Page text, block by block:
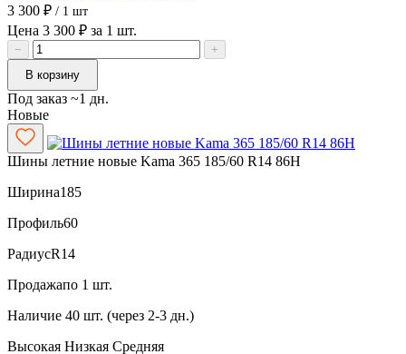
3 300 ₽ / 1 шт
Цена 3 300 ₽ за 1 шт.
−
+
В корзину
Под заказ ~1 дн.
Новые
Шины летние новые Kama 365 185/60 R14 86H
Ширина185
Профиль60
РадиусR14
Продажапо 1 шт.
Наличие 40 шт. (через 2-3 дн.)
Высокая Низкая Средняя